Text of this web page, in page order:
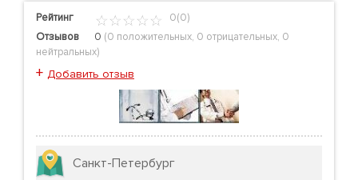
Рейтинг
0(0)
Отзывов
0 (0 положительных, 0 отрицательных, 0
нейтральных)
+ Добавить отзыв
Санкт-Петербург